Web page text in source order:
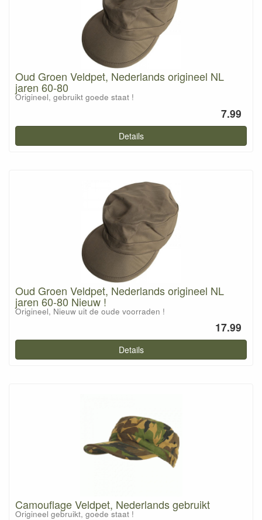
Oud Groen Veldpet, Nederlands origineel NL
jaren 60-80
Origineel, gebruikt goede staat !
7.99
Details
Oud Groen Veldpet, Nederlands origineel NL
jaren 60-80 Nieuw !
Origineel, Nieuw uit de oude voorraden !
17.99
Details
Camouflage Veldpet, Nederlands gebruikt
Origineel gebruikt, goede staat !